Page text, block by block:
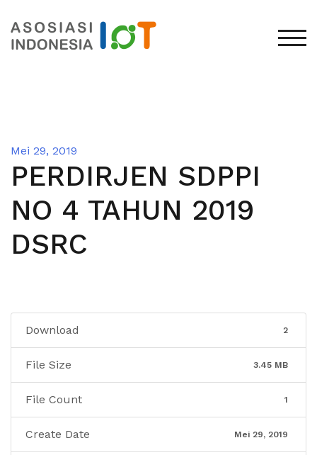
Mei 29, 2019
PERDIRJEN SDPPI
NO 4 TAHUN 2019
DSRC
Download 2
File Size 3.45 MB
File Count 1
Create Date Mei 29, 2019